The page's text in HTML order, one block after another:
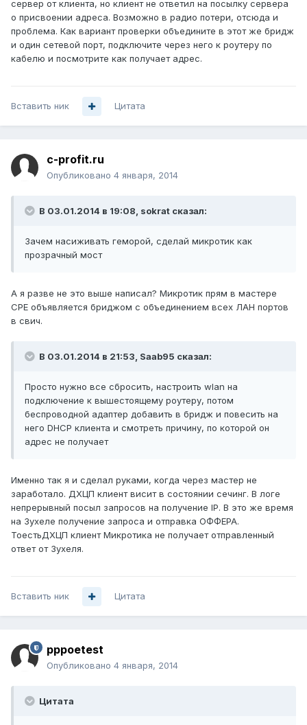
сервер от клиента, но клиент не ответил на посылку сервера
о присвоении адреса. Возможно в радио потери, отсюда и
проблема. Как вариант проверки объедините в этот же бридж
и один сетевой порт, подключите через него к роутеру по
кабелю и посмотрите как получает адрес.
Вставить ник Цитата
c-profit.ru
Опубликовано 4 января, 2014
В 03.01.2014 в 19:08, sokrat сказал:
Зачем насиживать геморой, сделай микротик как
прозрачный мост
А я разве не это выше написал? Микротик прям в мастере
СРЕ объявляется бриджом с объединением всех ЛАН портов
в свич.
В 03.01.2014 в 21:53, Saab95 сказал:
Просто нужно все сбросить, настроить wlan на
подключение к вышестоящему роутеру, потом
беспроводной адаптер добавить в бридж и повесить на
него DHCP клиента и смотреть причину, по которой он
адрес не получает
Именно так я и сделал руками, когда через мастер не
заработало. ДХЦП клиент висит в состоянии сечинг. В логе
непрерывный посыл запросов на получение IP. В это же время
на Зухеле получение запроса и отправка ОФФЕРА.
ТоестьДХЦП клиент Микротика не получает отправленный
ответ от Зухеля.
Вставить ник Цитата
pppoetest
Опубликовано 4 января, 2014
Цитата